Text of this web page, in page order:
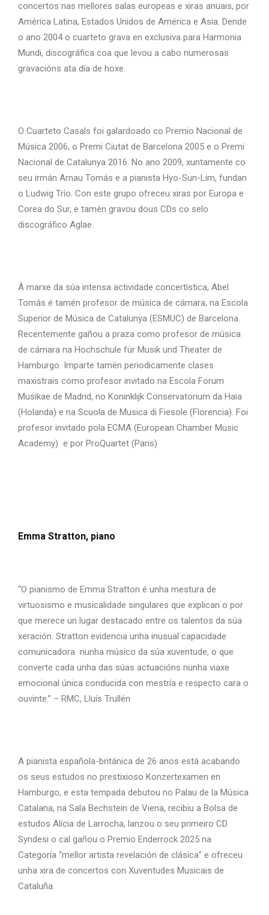
concertos nas mellores salas europeas e xiras anuais, por
América Latina, Estados Unidos de América e Asia. Dende
o ano 2004 o cuarteto grava en exclusiva para Harmonia
Mundi, discográfica coa que levou a cabo numerosas
gravacións ata día de hoxe.
O Cuarteto Casals foi galardoado co Premio Nacional de
Música 2006, o Premi Ciutat de Barcelona 2005 e o Premi
Nacional de Catalunya 2016. No ano 2009, xuntamente co
seu irmán Arnau Tomás e a pianista Hyo-Sun-Lim, fundan
o Ludwig Trío. Con este grupo ofreceu xiras por Europa e
Corea do Sur, e tamén gravou dous CDs co selo
discográfico Aglae.
Á marxe da súa intensa actividade concertística, Abel
Tomás é tamén profesor de música de cámara, na Escola
Superior de Música de Catalunya (ESMUC) de Barcelona.
Recentemente gañou a praza como profesor de música
de cámara na Hochschule für Musik und Theater de
Hamburgo. Imparte tamén periodicamente clases
maxistrais como profesor invitado na Escola Forum
Musikae de Madrid, no Koninklijk Conservatorium da Haia
(Holanda) e na Scuola de Musica di Fiesole (Florencia). Foi
profesor invitado pola ECMA (European Chamber Music
Academy) e por ProQuartet (Paris)
Emma Stratton, piano
“O pianismo de Emma Stratton é unha mestura de
virtuosismo e musicalidade singulares que explican o por
que merece un lugar destacado entre os talentos da súa
xeración. Stratton evidencia unha inusual capacidade
comunicadora nunha músico da súa xuventude, o que
converte cada unha das súas actuacións nunha viaxe
emocional única conducida con mestría e respecto cara o
ouvinte.” – RMC, Lluís Trullén
A pianista española-británica de 26 anos está acabando
os seus estudos no prestixioso Konzertexamen en
Hamburgo, e esta tempada debutou no Palau de la Música
Catalana, na Sala Bechstein de Viena, recibiu a Bolsa de
estudos Alícia de Larrocha, lanzou o seu primeiro CD
Syndesi o cal gañou o Premio Enderrock 2025 na
Categoría “mellor artista revelación de clásica” e ofreceu
unha xira de concertos con Xuventudes Musicais de
Cataluña.